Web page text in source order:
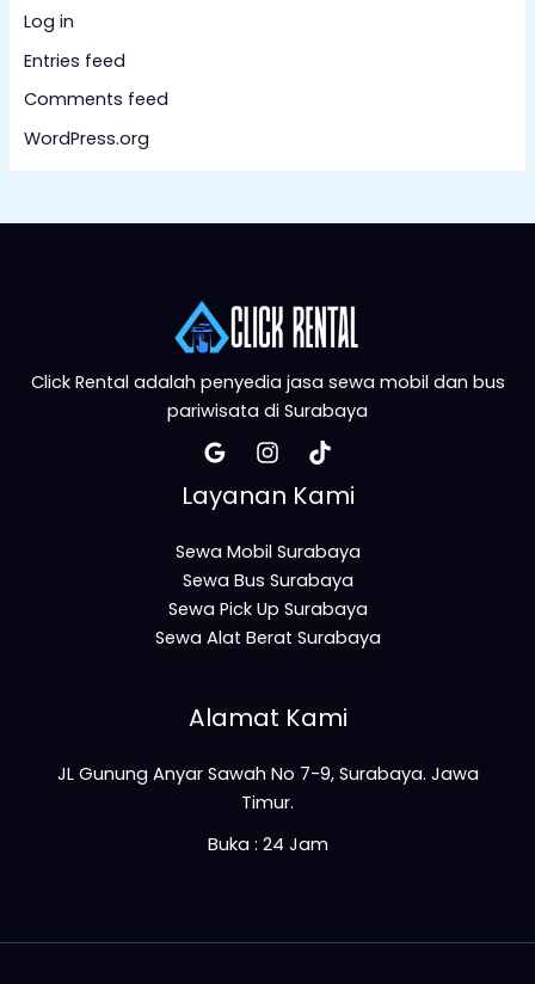
Log in
Entries feed
Comments feed
WordPress.org
Click Rental adalah penyedia jasa sewa mobil dan bus
pariwisata di Surabaya
Layanan Kami
Sewa Mobil Surabaya
Sewa Bus Surabaya
Sewa Pick Up Surabaya
Sewa Alat Berat Surabaya
Alamat Kami
JL Gunung Anyar Sawah No 7-9, Surabaya. Jawa
Timur.
Buka : 24 Jam